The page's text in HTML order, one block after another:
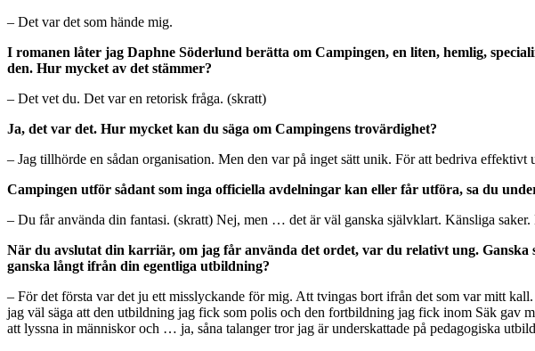
– Det var det som hände mig.
I romanen låter jag Daphne Söderlund berätta om Campingen, en liten, hemlig,
den. Hur mycket av det stämmer?
– Det vet du. Det var en retorisk fråga. (skratt)
Ja, det var det. Hur mycket kan du säga om Campingens trovärdighet?
– Jag tillhörde en sådan organisation. Men den var på inget sätt unik. För att bedriva
Campingen utför sådant som inga officiella avdelningar kan eller får utföra, sa du
– Du får använda din fantasi. (skratt) Nej, men … det är väl ganska självklart. Känsliga
När du avslutat din karriär, om jag får använda det ordet, var du relativt ung. Ganska
ganska långt ifrån din egentliga utbildning?
– För det första var det ju ett misslyckande för mig. Att tvingas bort ifrån det som var mitt
jag väl säga att den utbildning jag fick som polis och den fortbildning jag fick inom Säk gav
att lyssna in människor och … ja, såna talanger tror jag är underskattade på pedagogiska